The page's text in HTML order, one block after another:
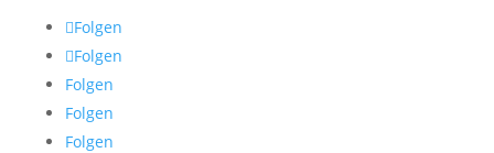
Folgen
Folgen
Folgen
Folgen
Folgen